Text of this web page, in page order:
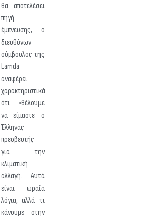
θα αποτελέσει
πηγή
έμπνευσης, ο
διευθύνων
σύμβουλος της
Lamda
αναφέρει
χαρακτηριστικά
ότι «θέλουμε
να είμαστε ο
Έλληνας
πρεσβευτής
για την
κλιματική
αλλαγή. Αυτά
είναι ωραία
λόγια, αλλά τι
κάνουμε στην